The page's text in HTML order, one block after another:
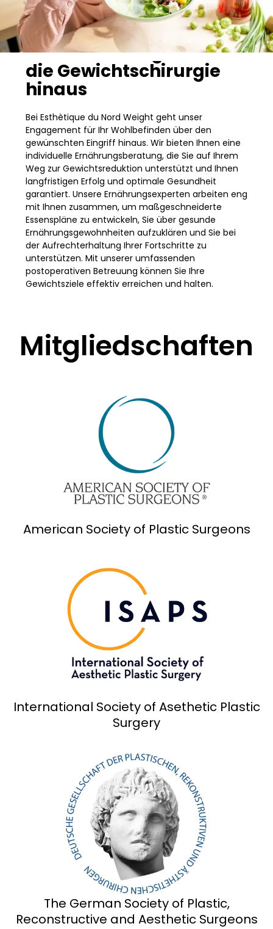
Unsere Arbeit geht über
die Gewichtschirurgie
hinaus
Bei Esthètique du Nord Weight geht unser
Engagement für Ihr Wohlbefinden über den
gewünschten Eingriff hinaus. Wir bieten Ihnen eine
individuelle Ernährungsberatung, die Sie auf Ihrem
Weg zur Gewichtsreduktion unterstützt und Ihnen
langfristigen Erfolg und optimale Gesundheit
garantiert. Unsere Ernährungsexperten arbeiten eng
mit Ihnen zusammen, um maßgeschneiderte
Essenspläne zu entwickeln, Sie über gesunde
Ernährungsgewohnheiten aufzuklären und Sie bei
der Aufrechterhaltung Ihrer Fortschritte zu
unterstützen. Mit unserer umfassenden
postoperativen Betreuung können Sie Ihre
Gewichtsziele effektiv erreichen und halten.
Mitgliedschaften
American Society of Plastic Surgeons
International Society of Asethetic Plastic
Surgery
The German Society of Plastic,
Reconstructive and Aesthetic Surgeons